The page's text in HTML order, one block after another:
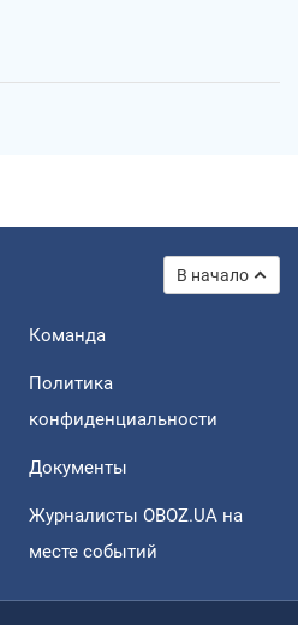
В начало
Команда
Политика
конфиденциальности
Документы
Журналисты OBOZ.UA на
месте событий